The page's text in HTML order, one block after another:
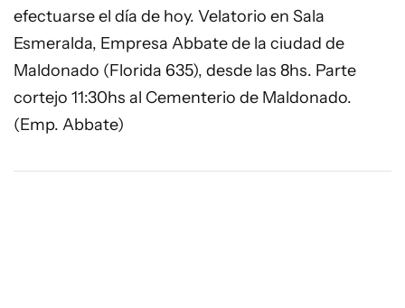
efectuarse el día de hoy. Velatorio en Sala
Esmeralda, Empresa Abbate de la ciudad de
Maldonado (Florida 635), desde las 8hs. Parte
cortejo 11:30hs al Cementerio de Maldonado.
(Emp. Abbate)